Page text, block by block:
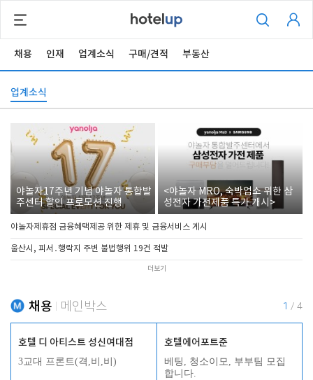
채용 인재 업계소식 구매/견적 부동산
업계소식
야놀자17주년 기념 야놀자 통합발
주센터 할인 프로모션 진행
<야놀자 MRO, 숙박업소 위한 삼
성전자 가전제품 특가 개시>
야놀자제휴점 금융혜택제공 위한 제휴 및 금융서비스 게시
울산시, 피서․행락지 주변 불법행위 19건 적발
더보기
채용 메인박스 1 / 4
호텔 디 아티스트 성신여대점
3교대 프론트(격,비,비)
호텔에어포트준
베팅, 청소이모, 부부팀 모집
합니다.